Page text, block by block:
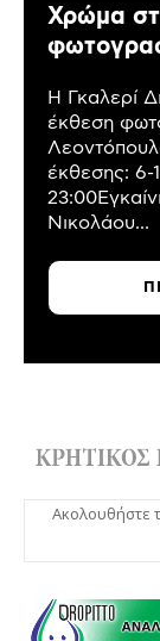
Χρώμα
Η Γκαλερί
έκθεση
έκθεσης: 6-
Νικολάου...
Ακολουθήστε